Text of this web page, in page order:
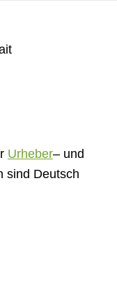
Urheber– und
sind Deutsch